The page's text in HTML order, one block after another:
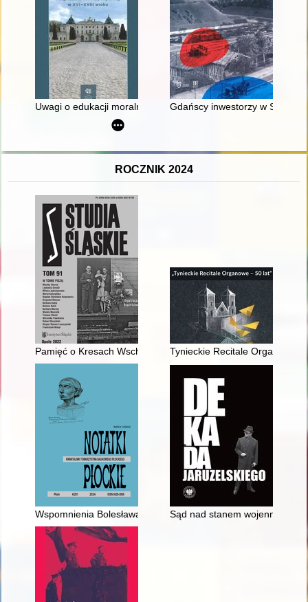
Uwagi o edukacji moralnej synów szlacheckich w XVI-
Gdańscy inwestorzy w
ROCZNIK 2024
Pamięć o Kresach Wschodnich w nazewnictwie miejskim
Tynieckie Recitale Organowe :
Wspomnienia Bolesława Jędrzejewskiego z okresu
Sąd nad stanem wojennym czy